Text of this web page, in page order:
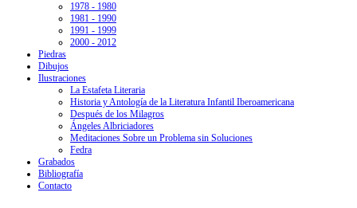
1978 - 1980
1981 - 1990
1991 - 1999
2000 - 2012
Piedras
Dibujos
Ilustraciones
La Estafeta Literaria
Historia y Antología de la Literatura Infantil Iberoamericana
Después de los Milagros
Ángeles Albriciadores
Meditaciones Sobre un Problema sin Soluciones
Fedra
Grabados
Bibliografía
Contacto